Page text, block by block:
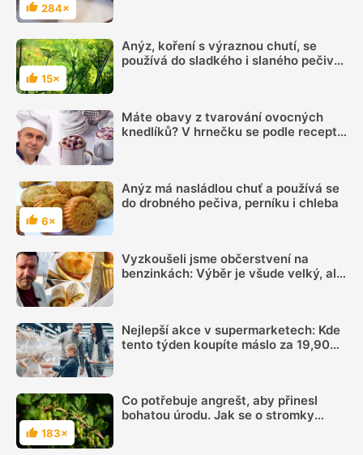
Hodnocení
284×
Hodnocení
15×
Anýz, koření s výraznou chutí, se
používá do sladkého i slaného pečiva
Máte obavy z tvarování ovocných
knedlíků? V hrnečku se podle receptu
Hodnocení
6×
Anýz má nasládlou chuť a používá se
do drobného pečiva, perníku i chleba
Vyzkoušeli jsme občerstvení na
benzinkách: Výběr je všude velký, ale
Nejlepší akce v supermarketech: Kde
tento týden koupíte máslo za 19,90
Hodnocení
183×
Co potřebuje angrešt, aby přinesl
bohatou úrodu. Jak se o stromky